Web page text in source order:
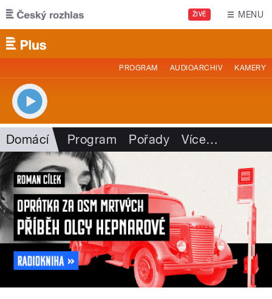
Přejít k hlavnímu obsahu
ŽIVĚ MENU
PROGRAM AUDIOARCHIV KAMERY
Domácí Program Pořady Více…